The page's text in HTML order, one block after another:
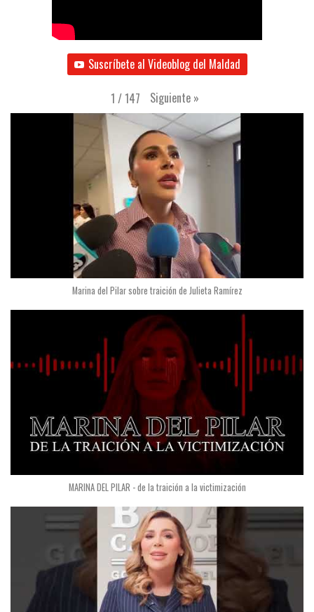
Suscríbete al Videoblog del Maldad
1 /147 Siguiente »
Marina del Pilar sobre traición de Julieta Ramírez
MARINA DEL PILAR - de la traición a la victimización